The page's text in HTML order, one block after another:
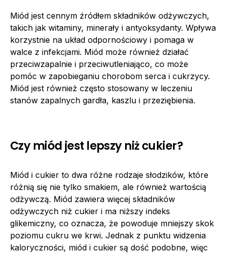
Miód jest cennym źródłem składników odżywczych,
takich jak witaminy, minerały i antyoksydanty. Wpływa
korzystnie na układ odpornościowy i pomaga w
walce z infekcjami. Miód może również działać
przeciwzapalnie i przeciwutleniająco, co może
pomóc w zapobieganiu chorobom serca i cukrzycy.
Miód jest również często stosowany w leczeniu
stanów zapalnych gardła, kaszlu i przeziębienia.
Czy miód jest lepszy niż cukier?
Miód i cukier to dwa różne rodzaje słodzików, które
różnią się nie tylko smakiem, ale również wartością
odżywczą. Miód zawiera więcej składników
odżywczych niż cukier i ma niższy indeks
glikemiczny, co oznacza, że powoduje mniejszy skok
poziomu cukru we krwi. Jednak z punktu widzenia
kaloryczności, miód i cukier są dość podobne, więc